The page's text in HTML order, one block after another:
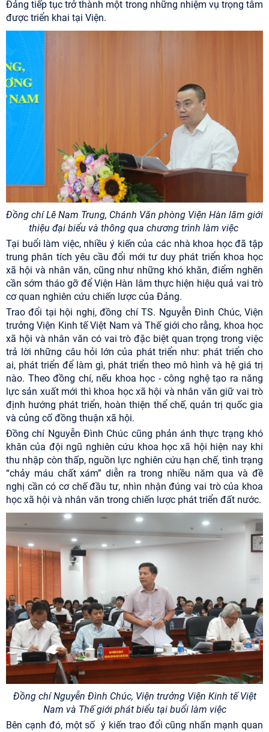
Đảng tiếp tục trở thành một trong những nhiệm vụ trọng tâm
được triển khai tại Viện.
Đồng chí Lê Nam Trung, Chánh Văn phòng Viện Hàn lâm giới
thiệu đại biểu và thông qua chương trình làm việc
Tại buổi làm việc, nhiều ý kiến của các nhà khoa học đã tập
trung phân tích yêu cầu đổi mới tư duy phát triển khoa học
xã hội và nhân văn, cũng như những khó khăn, điểm nghẽn
cần sớm tháo gỡ để Viện Hàn lâm thực hiện hiệu quả vai trò
cơ quan nghiên cứu chiến lược của Đảng.
Trao đổi tại hội nghị, đồng chí TS. Nguyễn Đình Chúc, Viện
trưởng Viện Kinh tế Việt Nam và Thế giới cho rằng, khoa học
xã hội và nhân văn có vai trò đặc biệt quan trọng trong việc
trả lời những câu hỏi lớn của phát triển như: phát triển cho
ai, phát triển để làm gì, phát triển theo mô hình và hệ giá trị
nào. Theo đồng chí, nếu khoa học - công nghệ tạo ra năng
lực sản xuất mới thì khoa học xã hội và nhân văn giữ vai trò
định hướng phát triển, hoàn thiện thể chế, quản trị quốc gia
và củng cố đồng thuận xã hội.
Đồng chí Nguyễn Đình Chúc cũng phản ánh thực trạng khó
khăn của đội ngũ nghiên cứu khoa học xã hội hiện nay khi
thu nhập còn thấp, nguồn lực nghiên cứu hạn chế, tình trạng
“chảy máu chất xám” diễn ra trong nhiều năm qua và đề
nghị cần có cơ chế đầu tư, nhìn nhận đúng vai trò của khoa
học xã hội và nhân văn trong chiến lược phát triển đất nước.
Đồng chíNguyễn Đình Chúc, Viện trưởng Viện Kinh tế Việt
Nam và Thế giớiphát biểu tại buổi làm việc
Bên cạnh đó, một số ý kiến trao đổi cũng nhấn mạnh quan